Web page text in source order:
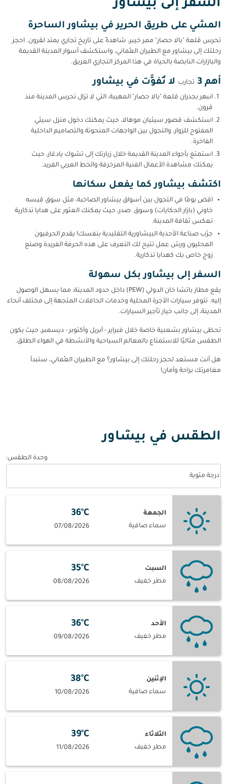
السفر إلى بيشاور
المشي على طريق الحرير في بيشاور الساحرة
تحرس قلعة "بالا حصار" ممر خيبر، شاهدةً على تاريخ تجاري يمتد لقرون. احجز
رحلتك إلى بيشاور مع الطيران العُماني، واستكشف أسوار المدينة القديمة
والبازارات النابضة بالحياة في هذا المركز التجاري العريق.
أهم 3 تجارب لا تُفوَّت في بيشاور
انبهر بجدران قلعة "بالا حصار" المهيبة، التي لا تزال تحرس المدينة منذ
قرون.
استكشف قصور سيثيان موهالا، حيث يمكنك دخول منزل سيثي
المفتوح للزوار، والتجول بين الواجهات المنحوتة والتصاميم الداخلية
الفاخرة.
استمتع بأجواء المدينة القديمة خلال زيارتك إلى تشوك يادغار، حيث
يمكنك مشاهدة الأعمال الفنية المزخرفة والخط العربي الفريد.
اكتشف بيشاور كما يفعل سكانها
اقضِ يومًا في التجول بين أسواق بيشاور الصاخبة، مثل سوق قيسه
خاوني (بازار الحكايات) وسوق صدر، حيث يمكنك العثور على هدايا تذكارية
تعكس ثقافة المدينة.
جرّب صناعة الأحذية البيشاورية التقليدية بنفسك! يقدم الحرفيون
المحليون ورش عمل تتيح لك التعرف على هذه الحرفة الفريدة وصنع
زوج خاص بك كهدايا تذكارية.
السفر إلى بيشاور بكل سهولة
يقع مطار باتشا خان الدولي (PEW) داخل حدود المدينة، مما يسهل الوصول
إليه. تتوفر سيارات الأجرة المحلية وخدمات الحافلات المتجهة إلى مختلف أنحاء
المدينة، إلى جانب خيار تأجير السيارات.
تحظى بيشاور بشعبية خاصة خلال فبراير - أبريل وأكتوبر - ديسمبر، حيث يكون
الطقس مثاليًا للاستمتاع بالمعالم السياحية والأنشطة في الهواء الطلق.
هل أنت مستعد لحجز رحلتك إلى بيشاور؟ مع الطيران العُماني، ستبدأ
مغامرتك براحة وأمان!
الطقس في بيشاور
وحدة الطقس:
درجة مئوية
الجمعة
سماء صافية
36°C
07/08/2026
السبت
مطر خفيف
35°C
08/08/2026
الأحد
مطر خفيف
36°C
09/08/2026
الإثنين
سماء صافية
38°C
10/08/2026
الثلاثاء
مطر خفيف
39°C
11/08/2026